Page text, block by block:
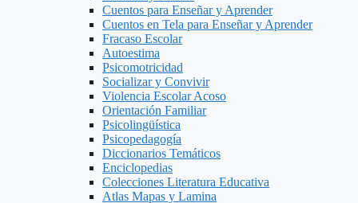
Cuentos para Enseñar y Aprender
Cuentos en Tela para Enseñar y Aprender
Fracaso Escolar
Autoestima
Psicomotricidad
Socializar y Convivir
Violencia Escolar Acoso
Orientación Familiar
Psicolingüística
Psicopedagogía
Diccionarios Temáticos
Enciclopedias
Colecciones Literatura Educativa
Atlas Mapas y Lamina